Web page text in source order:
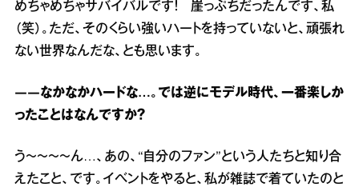
めちゃめちゃサバイバルです！ 崖っぷちだったんです、私
（笑）。ただ、そのくらい強いハートを持っていないと、頑張れ
ない世界なんだな、とも思います。
――なかなかハードな…。では逆にモデル時代、一番楽しか
ったことはなんですか？
う～～～～ん…、あの、“自分のファン”という人たちと知り合
えたこと、です。イベントをやると、私が雑誌で着ていたのと